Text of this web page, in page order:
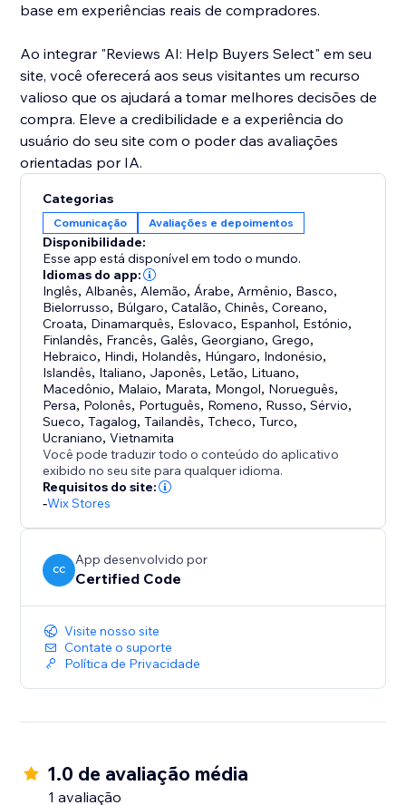
base em experiências reais de compradores.
Ao integrar "Reviews AI: Help Buyers Select" em seu
site, você oferecerá aos seus visitantes um recurso
valioso que os ajudará a tomar melhores decisões de
compra. Eleve a credibilidade e a experiência do
usuário do seu site com o poder das avaliações
orientadas por IA.
Categorias
Comunicação Avaliações e depoimentos
Disponibilidade:
Esse app está disponível em todo o mundo.
Idiomas do app:
Inglês, Albanês, Alemão, Árabe, Armênio, Basco,
Bielorrusso, Búlgaro,Catalão,Chinês,Coreano,
Croata, Dinamarquês, Eslovaco, Espanhol, Estónio,
Finlandês, Francês,Galês,Georgiano,Grego,
Hebraico, Hindi, Holandês, Húngaro, Indonésio,
Islandês, Italiano, Japonês, Letão, Lituano,
Macedônio, Malaio, Marata, Mongol, Norueguês,
Persa, Polonês, Português, Romeno, Russo,Sérvio,
Sueco,Tagalog,Tailandês,Tcheco,Turco,
Ucraniano,Vietnamita
Você pode traduzir todo o conteúdo do aplicativo
exibido no seu site para qualquer idioma.
Requisitos do site:
-Wix Stores
CC
App desenvolvido por
Certified Code
Visite nosso site
Contate o suporte
Política de Privacidade
1.0 de avaliação média
1 avaliação